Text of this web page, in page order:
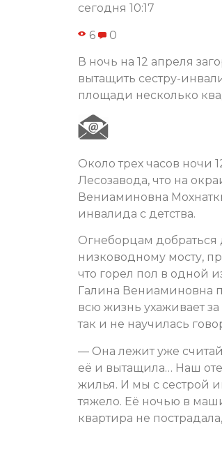
сегодня 10:17
6 0
В ночь на 12 апреля
вытащить сестру-
площади несколько
Около трех часов ночи
Лесозавода, что на
Вениаминовна
инвалида с детства.
Огнеборцам добраться
низководному мосту,
что горел пол в одной
Галина Вениаминовна
всю жизнь ухаживает
так и не научилась
— Она лежит уже считай
её и вытащила… Наш
жилья. И мы с сестрой
тяжело. Её ночью в
квартира не